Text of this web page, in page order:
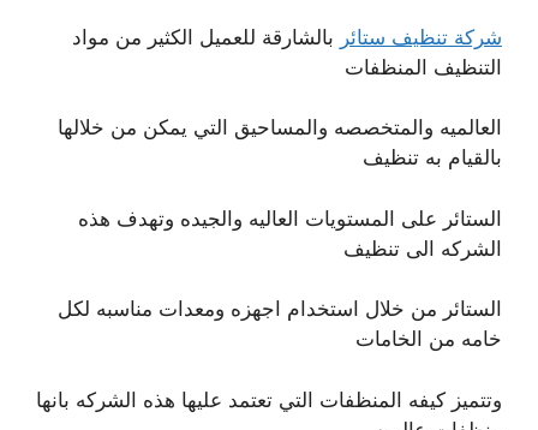
شركة تنظيف ستائر بالشارقة للعميل الكثير من مواد
التنظيف المنظفات
العالميه والمتخصصه والمساحيق التي يمكن من خلالها
بالقيام به تنظيف
الستائر على المستويات العاليه والجيده وتهدف هذه
الشركه الى تنظيف
الستائر من خلال استخدام اجهزه ومعدات مناسبه لكل
خامه من الخامات
وتتميز كيفه المنظفات التي تعتمد عليها هذه الشركه بانها